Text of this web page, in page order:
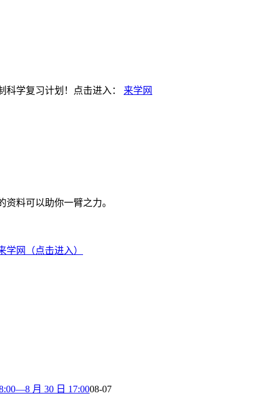
科学复习计划！点击进入： 来学网
料可以助你一臂之力。
网（点击进入）
月 30 日 17:0008-07